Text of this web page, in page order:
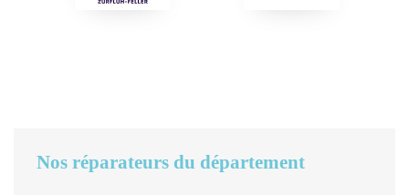
Nos réparateurs du département